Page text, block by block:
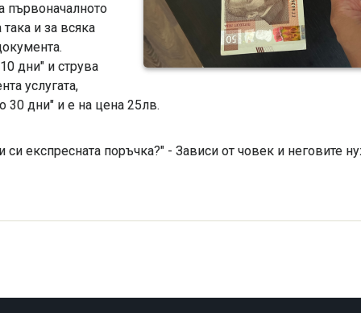
първоначалното
и за всяка
дни" и струва
услугата,
30 дни" и е на цена 25лв.
си експресната поръчка?" - Зависи от човек и неговите